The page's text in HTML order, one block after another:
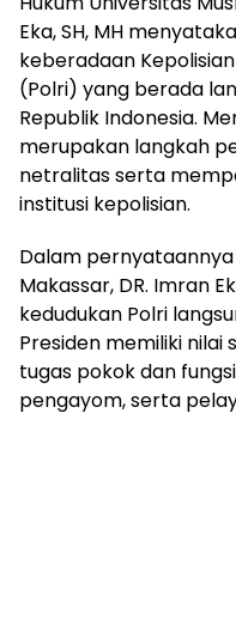
Eka, SH, MH
keberadaan
(Polri) yang berada
Republik Indonesia.
merupakan langkah
netralitas serta
institusi kepolisian.
Dalam
Makassar, DR. Imran
kedudukan Polri
Presiden memiliki
tugas pokok dan
pengayom, serta